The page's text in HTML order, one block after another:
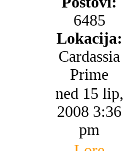
6485
Lokacija:
Cardassia
Prime
ned 15 lip,
2008 3:36
pm